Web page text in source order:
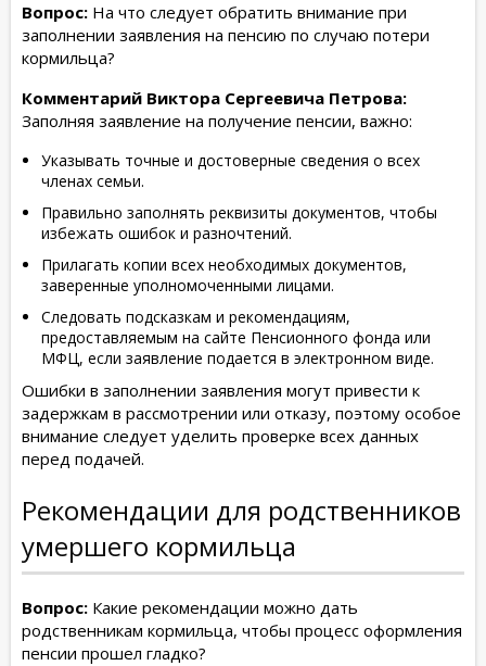
Вопрос: На что следует обратить внимание при
заполнении заявления на пенсию по случаю потери
кормильца?
Комментарий Виктора Сергеевича Петрова:
Заполняя заявление на получение пенсии, важно:
Указывать точные и достоверные сведения о всех
членах семьи.
Правильно заполнять реквизиты документов, чтобы
избежать ошибок и разночтений.
Прилагать копии всех необходимых документов,
заверенные уполномоченными лицами.
Следовать подсказкам и рекомендациям,
предоставляемым на сайте Пенсионного фонда или
МФЦ, если заявление подается в электронном виде.
Ошибки в заполнении заявления могут привести к
задержкам в рассмотрении или отказу, поэтому особое
внимание следует уделить проверке всех данных
перед подачей.
Рекомендации для родственников
умершего кормильца
Вопрос: Какие рекомендации можно дать
родственникам кормильца, чтобы процесс оформления
пенсии прошел гладко?